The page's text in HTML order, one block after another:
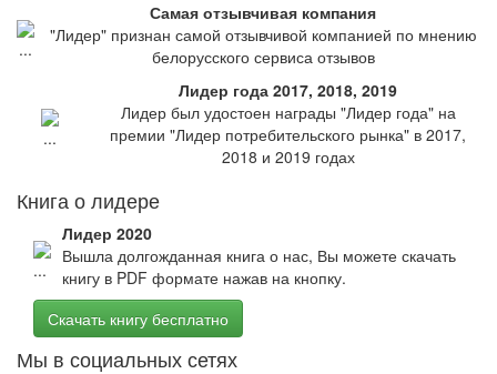
Самая отзывчивая компания
"Лидер" признан самой отзывчивой компанией по мнению
белорусского сервиса отзывов
Лидер года 2017, 2018, 2019
Лидер был удостоен награды "Лидер года" на
премии "Лидер потребительского рынка" в 2017,
2018 и 2019 годах
Книга о лидере
Лидер 2020
Вышла долгожданная книга о нас, Вы можете скачать
книгу в PDF формате нажав на кнопку.
Скачать книгу бесплатно
Мы в социальных сетях